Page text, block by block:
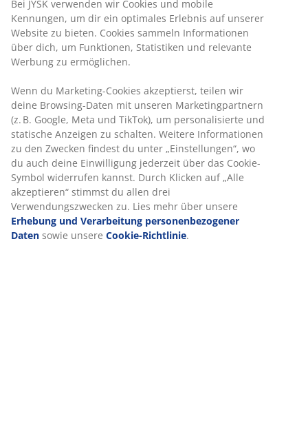
Flexible Lieferoptionen
Schnelle und einfache Lieferung nach deiner Wahl
3-Sitzer-Sofa aus Stoff. Sitzkissen mit Taschenfedern
und Schaumstoffpolsterung. Rückenkissen aus
Schaumstoff. Inkl. gepolsterter Armlehnenkissen. Beine
in Chrom. B200 x H70 x T75 cm
Artikelnummer: 3670557
Aufbauanleitung
Bei JYSK verwenden wir Cookies und mobile
Kennungen, um dir ein optimales Erlebnis auf unserer
Website zu bieten. Cookies sammeln Informationen
über dich, um Funktionen, Statistiken und relevante
Werbung zu ermöglichen.
Wenn du Marketing-Cookies akzeptierst, teilen wir
deine Browsing-Daten mit unseren Marketingpartnern
(z. B. Google, Meta und TikTok), um personalisierte und
statische Anzeigen zu schalten. Weitere Informationen
zu den Zwecken findest du unter „Einstellungen“, wo
du auch deine Einwilligung jederzeit über das Cookie-
Symbol widerrufen kannst. Durch Klicken auf „Alle
akzeptieren“ stimmst du allen drei
Verwendungszwecken zu. Lies mehr über unsere
Erhebung und Verarbeitung personenbezogener
Daten sowie unsere Cookie-Richtlinie.